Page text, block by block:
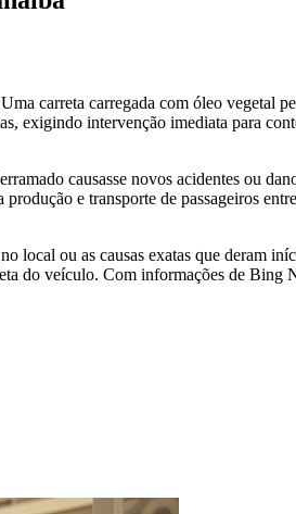
carreta carregada com óleo vegetal
exigindo intervenção imediata para
causasse novos acidentes ou
e transporte de passageiros
local ou as causas exatas que deram
do veículo. Com informações de Bing